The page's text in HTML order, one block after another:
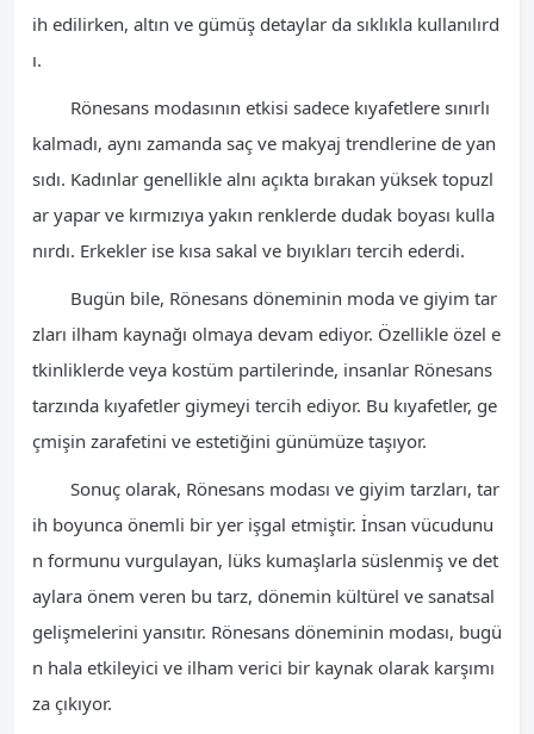
ih edilirken, altın ve gümüş detaylar da sıklıkla kullanılırd
ı.
Rönesans modasının etkisi sadece kıyafetlere sınırlı
kalmadı, aynı zamanda saç ve makyaj trendlerine de yan
sıdı. Kadınlar genellikle alnı açıkta bırakan yüksek topuzl
ar yapar ve kırmızıya yakın renklerde dudak boyası kulla
nırdı. Erkekler ise kısa sakal ve bıyıkları tercih ederdi.
Bugün bile, Rönesans döneminin moda ve giyim tar
zları ilham kaynağı olmaya devam ediyor. Özellikle özel e
tkinliklerde veya kostüm partilerinde, insanlar Rönesans
tarzında kıyafetler giymeyi tercih ediyor. Bu kıyafetler, ge
çmişin zarafetini ve estetiğini günümüze taşıyor.
Sonuç olarak, Rönesans modası ve giyim tarzları, tar
ih boyunca önemli bir yer işgal etmiştir. İnsan vücudunu
n formunu vurgulayan, lüks kumaşlarla süslenmiş ve det
aylara önem veren bu tarz, dönemin kültürel ve sanatsal
gelişmelerini yansıtır. Rönesans döneminin modası, bugü
n hala etkileyici ve ilham verici bir kaynak olarak karşımı
za çıkıyor.